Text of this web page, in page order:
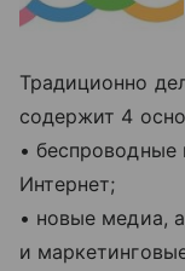
Традиционно
содержит 4
•
Интернет;
• новые медиа,
и